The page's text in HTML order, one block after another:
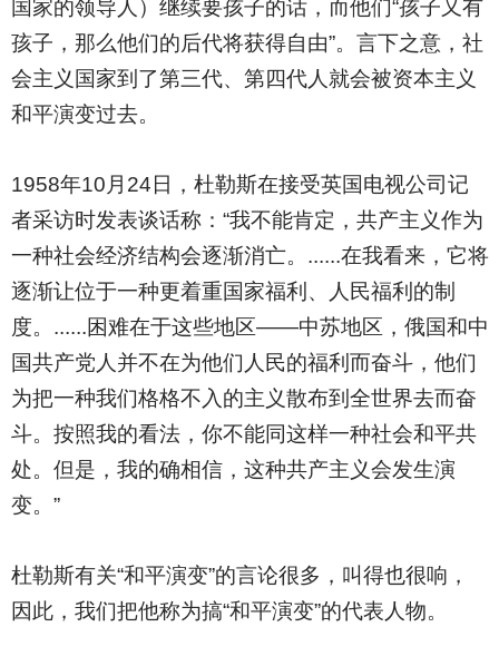
国家的领导人）继续要孩子的话，而他们“孩子又有
孩子，那么他们的后代将获得自由”。言下之意，社
会主义国家到了第三代、第四代人就会被资本主义
和平演变过去。
1958年10月24日，杜勒斯在接受英国电视公司记
者采访时发表谈话称：“我不能肯定，共产主义作为
一种社会经济结构会逐渐消亡。......在我看来，它将
逐渐让位于一种更着重国家福利、人民福利的制
度。......困难在于这些地区——中苏地区，俄国和中
国共产党人并不在为他们人民的福利而奋斗，他们
为把一种我们格格不入的主义散布到全世界去而奋
斗。按照我的看法，你不能同这样一种社会和平共
处。但是，我的确相信，这种共产主义会发生演
变。”
杜勒斯有关“和平演变”的言论很多，叫得也很响，
因此，我们把他称为搞“和平演变”的代表人物。